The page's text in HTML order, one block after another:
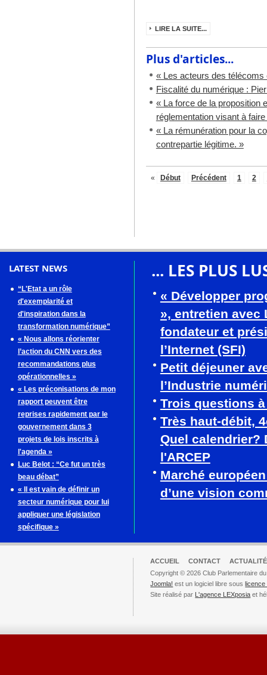
LIRE LA SUITE...
Plus d'articles...
« Les acteurs des télécoms
Fiscalité du numérique :
« La force de la proposition
réglementation visant à
« La rémunération pour la
contrepartie légitime. »
« Début Précédent 1 2
LATEST NEWS
“L'Etat a un rôle
d'exemplarité et
d'inspiration dans la
transformation numérique”
« Nous allons réorienter
l’action du CNN vers des
recommandations plus
opérationnelles »
« Les préconisations de mon
rapport peuvent être
reprises rapidement par le
gouvernement dans 3
projets de lois inscrits à
l'agenda »
Luc Belot : “Ce fut un très
beau débat”
« Il est vain de définir un
secteur numérique pour lui
appliquer une législation
spécifique »
... LES PLUS
« Développer
», entretien avec
fondateur et
l’Internet (SFI)
Petit déjeuner
l’Industrie
Trois questions
Très haut-débit,
Quel calendrier?
l'ARCEP
Marché
d’une vision
ACCUEIL CONTACT
Copyright © 2026 Club Parlementaire
Joomla! est un logiciel libre souslicence
Site réalisé par L'agence LEXposia et